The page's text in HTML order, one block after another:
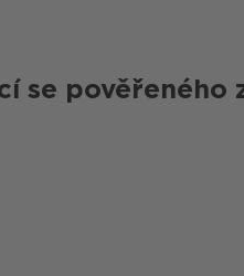
se pověřeného